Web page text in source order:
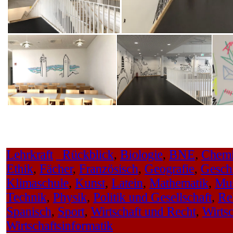
Lehrkraft _Rückblick, Biologie, BNE,
Ethik, Fächer, Französisch, Geografie,
Klimaschule, Kunst, Latein, Mathematik,
Technik, Physik, Politik und Gesellschaft,
Spanisch, Sport, Wirtschaft und Recht,
Wirtschaftsinformatik